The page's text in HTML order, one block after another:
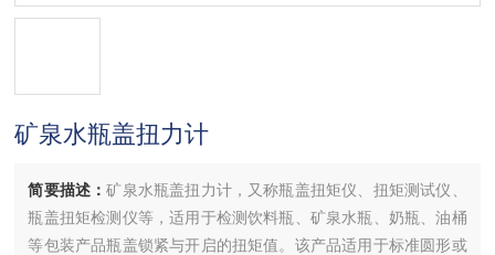
矿泉水瓶盖扭力计
简要描述：矿泉水瓶盖扭力计，又称瓶盖扭矩仪、扭矩测试仪、
瓶盖扭矩检测仪等，适用于检测饮料瓶、矿泉水瓶、奶瓶、油桶
等包装产品瓶盖锁紧与开启的扭矩值。该产品适用于标准圆形或